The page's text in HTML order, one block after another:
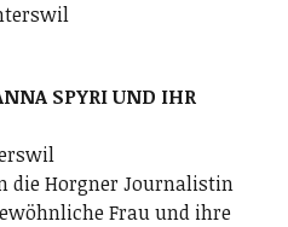
SPYRI UND IHR
die Horgner Journalistin
Frau und ihre